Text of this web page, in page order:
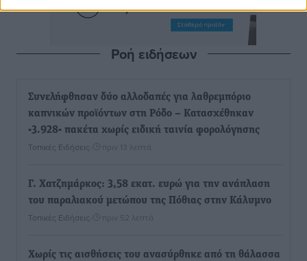
Ροή ειδήσεων
Συνελήφθησαν δύο αλλοδαπές για λαθρεμπόριο
καπνικών προϊόντων στη Ρόδο – Κατασχέθηκαν
-3.928- πακέτα χωρίς ειδική ταινία φορολόγησης
Τοπικές Ειδήσεις πριν 13 λεπτά
Γ. Χατζημάρκος: 3,58 εκατ. ευρώ για την ανάπλαση
του παραλιακού μετώπου της Πόθιας στην Κάλυμνο
Τοπικές Ειδήσεις πριν 52 λεπτά
Χωρίς τις αισθήσεις του ανασύρθηκε από τη θάλασσα